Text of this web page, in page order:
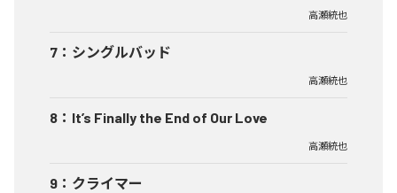
高瀬統也
7 ： シングルバッド
高瀬統也
8 ： It’s Finally the End of Our Love
高瀬統也
9 ： クライマー